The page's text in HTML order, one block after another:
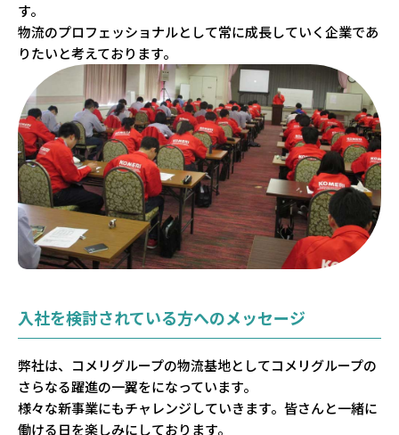
す。
物流のプロフェッショナルとして常に成長していく企業であ
りたいと考えております。
入社を検討されている方へのメッセージ
弊社は、コメリグループの物流基地としてコメリグループの
さらなる躍進の一翼をになっています。
様々な新事業にもチャレンジしていきます。皆さんと一緒に
働ける日を楽しみにしております。